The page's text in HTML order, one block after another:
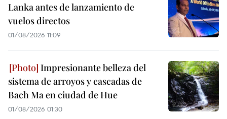
Lanka antes de lanzamiento de
vuelos directos
01/08/2026 11:09
Impresionante belleza del
sistema de arroyos y cascadas de
Bach Ma en ciudad de Hue
01/08/2026 01:30